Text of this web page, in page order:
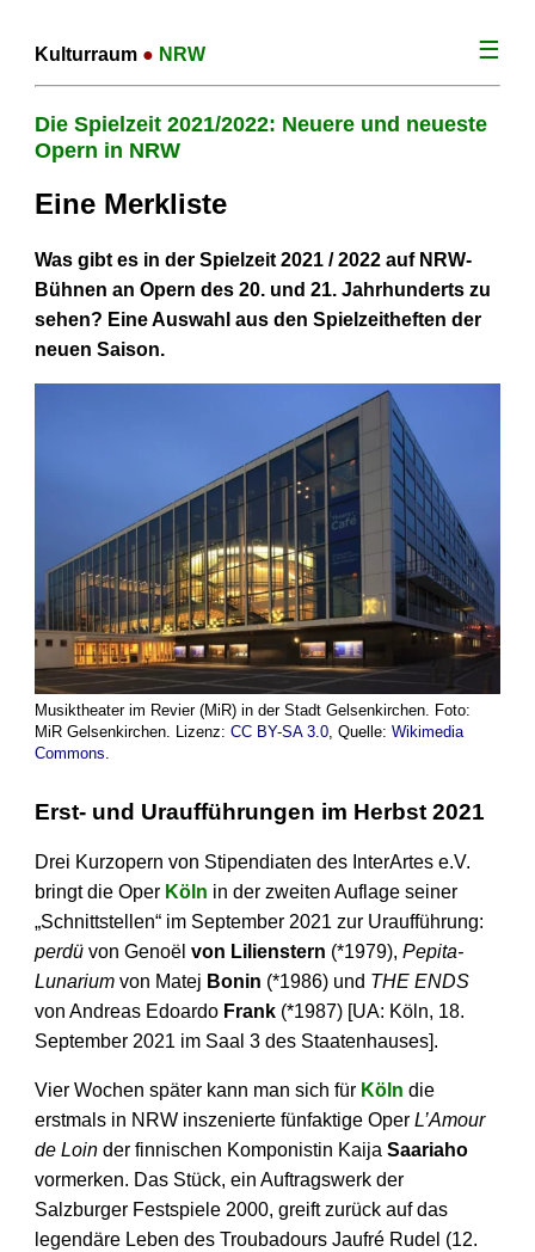
Kulturraum ● NRW ☰
Die Spielzeit 2021/2022: Neuere und neueste
Opern in NRW
Eine Merkliste
Was gibt es in der Spielzeit 2021 / 2022 auf NRW-
Bühnen an Opern des 20. und 21. Jahrhunderts zu
sehen? Eine Auswahl aus den Spielzeitheften der
neuen Saison.
Musiktheater im Revier (MiR) in der Stadt Gelsenkirchen. Foto:
MiR Gelsenkirchen. Lizenz: CC BY-SA 3.0, Quelle: Wikimedia
Commons
Erst- und Uraufführungen im Herbst 2021
Drei Kurzopern von Stipendiaten des InterArtes e.V.
bringt die Oper Köln in der zweiten Auflage seiner
„Schnittstellen“ im September 2021 zur Uraufführung:
perdüvon Genoël von Lilienstern (*1979), Pepita-
Lunariumvon Matej Bonin (*1986) und THE ENDS
von Andreas Edoardo Frank(*1987) [UA: Köln, 18.
September 2021 im Saal 3 des Staatenhauses].
Vier Wochen später kann man sich für Köln die
erstmals in NRW inszenierte fünfaktige Oper L’Amour
de Loinder finnischen Komponistin Kaija Saariaho
vormerken. Das Stück, ein Auftragswerk der
Salzburger Festspiele 2000, greift zurück auf das
legendäre Leben des Troubadours Jaufré Rudel (12.